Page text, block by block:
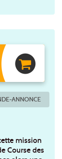
ANNONCE
mission
Course des